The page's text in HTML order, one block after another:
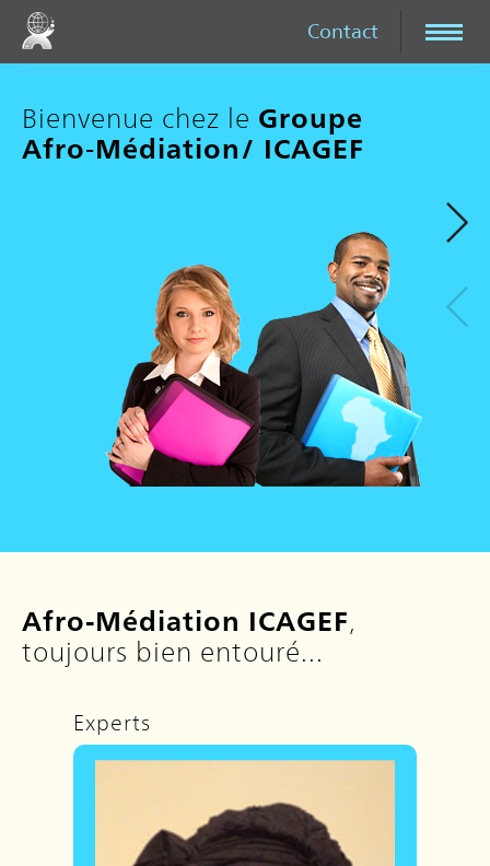
Contact
Bienvenue chez le Groupe
Afro‑Médiation/ ICAGEF
Afro-Médiation ICAGEF,
toujours bien entouré...
Experts